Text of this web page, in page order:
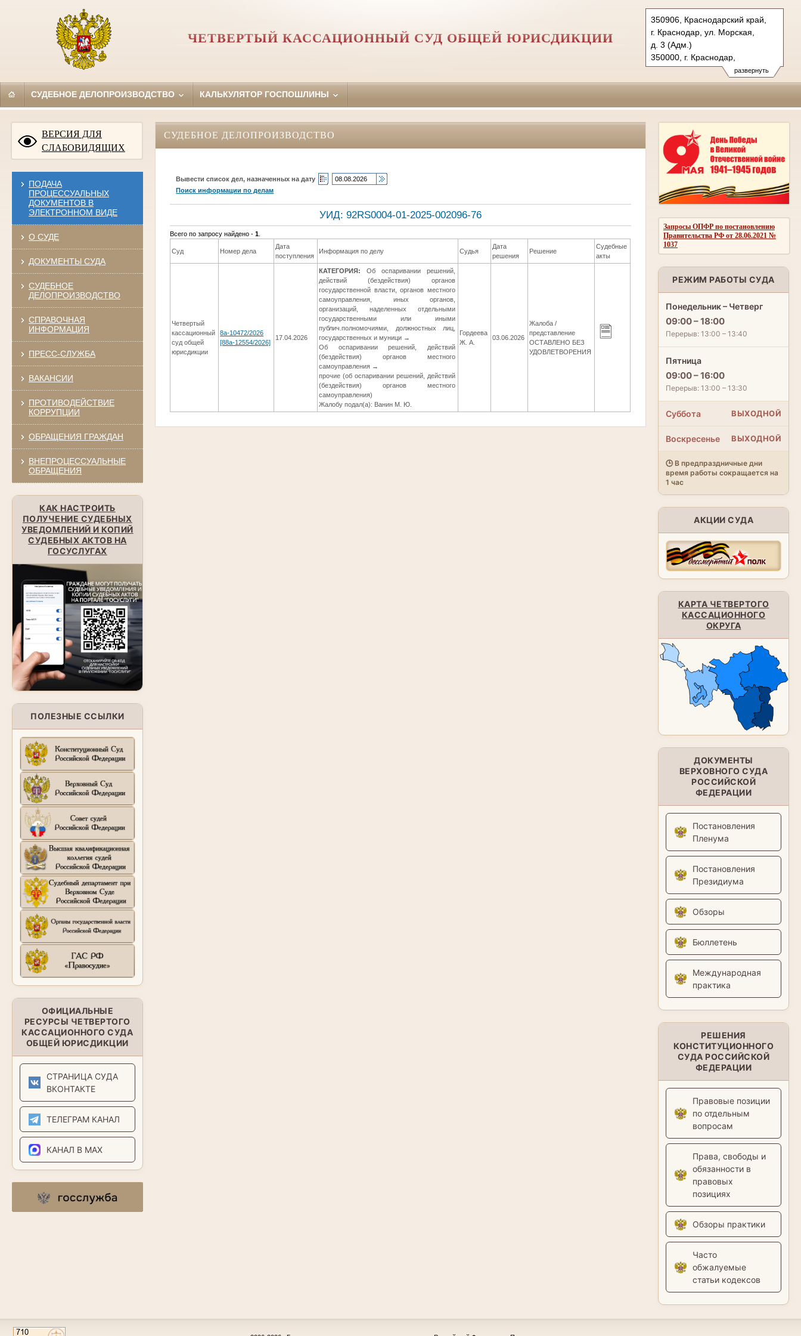
развернуть
350906, Краснодарский край,
г. Краснодар, ул. Морская,
д. 3 (Адм.)
350000, г. Краснодар,
ул. Красная, д.113 (Уг.)
350907, г. Краснодар,
Тел.: (861) 219-24-00
ЧЕТВЕРТЫЙ КАССАЦИОННЫЙ СУД ОБЩЕЙ ЮРИСДИКЦИИ
СУДЕБНОЕ ДЕЛОПРОИЗВОДСТВО КАЛЬКУЛЯТОР ГОСПОШЛИНЫ
ВЕРСИЯ ДЛЯ
СЛАБОВИДЯЩИХ
ПОДАЧА
ПРОЦЕССУАЛЬНЫХ
ДОКУМЕНТОВ В
ЭЛЕКТРОННОМ ВИДЕ
О СУДЕ
ДОКУМЕНТЫ СУДА
СУДЕБНОЕ
ДЕЛОПРОИЗВОДСТВО
СПРАВОЧНАЯ
ИНФОРМАЦИЯ
ПРЕСС-СЛУЖБА
ВАКАНСИИ
ПРОТИВОДЕЙСТВИЕ
КОРРУПЦИИ
ОБРАЩЕНИЯ ГРАЖДАН
ВНЕПРОЦЕССУАЛЬНЫЕ
ОБРАЩЕНИЯ
КАК НАСТРОИТЬ
ПОЛУЧЕНИЕ СУДЕБНЫХ
УВЕДОМЛЕНИЙ И КОПИЙ
СУДЕБНЫХ АКТОВ НА
ГОСУСЛУГАХ
ПОЛЕЗНЫЕ ССЫЛКИ
ОФИЦИАЛЬНЫЕ
РЕСУРСЫ ЧЕТВЕРТОГО
КАССАЦИОННОГО СУДА
ОБЩЕЙ ЮРИСДИКЦИИ
СТРАНИЦА СУДА
ВКОНТАКТЕ
ТЕЛЕГРАМ КАНАЛ
КАНАЛ В MAX
Запросы ОПФР по постановлению
Правительства РФ от 28.06.2021 №
1037
РЕЖИМ РАБОТЫ СУДА
Понедельник – Четверг
09:00 – 18:00
Перерыв: 13:00 – 13:40
Пятница
09:00 – 16:00
Перерыв: 13:00 – 13:30
Суббота ВЫХОДНОЙ
Воскресенье ВЫХОДНОЙ
🕒 В предпраздничные дни
время работы сокращается на
1 час
АКЦИИ СУДА
КАРТА ЧЕТВЕРТОГО
КАССАЦИОННОГО
ОКРУГА
ДОКУМЕНТЫ
ВЕРХОВНОГО СУДА
РОССИЙСКОЙ
ФЕДЕРАЦИИ
Постановления
Пленума
Постановления
Президиума
Обзоры
Бюллетень
Международная
практика
РЕШЕНИЯ
КОНСТИТУЦИОННОГО
СУДА РОССИЙСКОЙ
ФЕДЕРАЦИИ
Правовые позиции
по отдельным
вопросам
Права, свободы и
обязанности в
правовых
позициях
Обзоры практики
Часто
обжалуемые
статьи кодексов
СУДЕБНОЕ ДЕЛОПРОИЗВОДСТВО
Вывести список дел, назначенных на дату
Поиск информации по делам
УИД: 92RS0004-01-2025-002096-76
Всего по запросу найдено -1
Суд Номер дела
Дата
поступления
Информация по делу Судья
Дата
решения
Решение
Судебные
акты
Четвертый
кассационный
суд общей
юрисдикции
8а-10472/2026
[88а-12554/2026]
17.04.2026
КАТЕГОРИЯ: Об оспаривании решений,
действий (бездействия) органов
государственной власти, органов местного
самоуправления, иных органов,
организаций, наделенных отдельными
государственными или иными
публич.полномочиями, должностных лиц,
государственных и муници →
Об оспаривании решений, действий
(бездействия) органов местного
самоуправления →
прочие (об оспаривании решений, действий
(бездействия) органов местного
самоуправления)
Жалобу подал(а): Ванин М. Ю.
Гордеева
Ж. А.
03.06.2026
Жалоба /
представление
ОСТАВЛЕНО БЕЗ
УДОВЛЕТВОРЕНИЯ